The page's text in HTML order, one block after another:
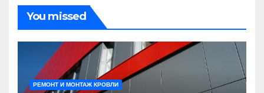
You missed
РЕМОНТ И МОНТАЖ КРОВЛИ